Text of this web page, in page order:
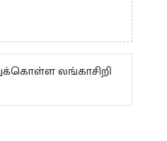
லங்காசிறி